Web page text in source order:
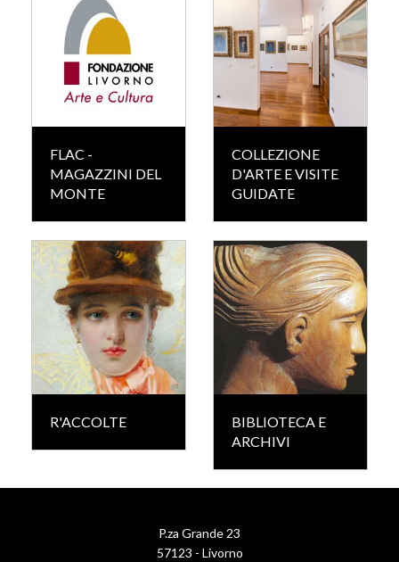
FLAC -
MAGAZZINI DEL
MONTE
COLLEZIONE
D'ARTE E VISITE
GUIDATE
R'ACCOLTE
BIBLIOTECA E
ARCHIVI
P.za Grande 23
57123 - Livorno